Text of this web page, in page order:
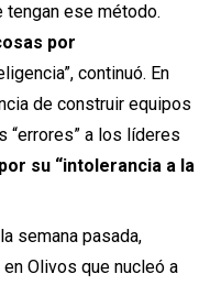
ese método.
por
continuó. En
de construir equipos
“errores” a los líderes
su “intolerancia a la
semana pasada,
Olivos que nucleó a